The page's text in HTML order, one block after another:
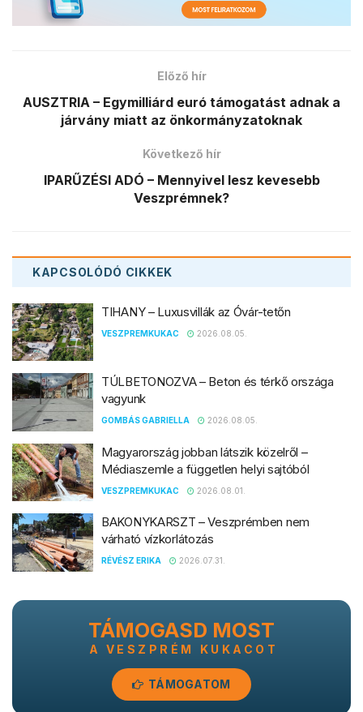
Előző hír
AUSZTRIA – Egymilliárd euró támogatást adnak a
járvány miatt az önkormányzatoknak
Következő hír
IPARŰZÉSI ADÓ – Mennyivel lesz kevesebb
Veszprémnek?
KAPCSOLÓDÓ CIKKEK
TIHANY – Luxusvillák az Óvár-tetőn
VESZPREMKUKAC 2026.08.05.
TÚLBETONOZVA – Beton és térkő országa
vagyunk
GOMBÁS GABRIELLA 2026.08.05.
Magyarország jobban látszik közelről –
Médiaszemle a független helyi sajtóból
VESZPREMKUKAC 2026.08.01.
BAKONYKARSZT – Veszprémben nem
várható vízkorlátozás
RÉVÉSZ ERIKA 2026.07.31.
TÁMOGASD MOST
A VESZPRÉM KUKACOT
TÁMOGATOM